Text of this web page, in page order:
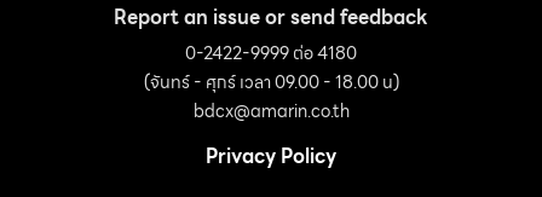
Report an issue or send feedback
0-2422-9999 ต่อ 4180
(จันทร์ - ศุกร์ เวลา 09.00 - 18.00 น)
bdcx@amarin.co.th
Privacy Policy